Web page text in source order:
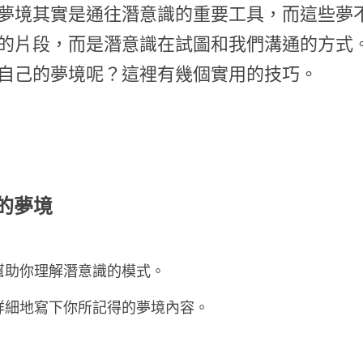
境其實是通往潛意識的重要工具，而這些夢
片段，而是潛意識在試圖和我們溝通的方式
己的夢境呢？這裡有幾個實用的技巧。
夢境
你理解潛意識的模式。
地寫下你所記得的夢境內容。